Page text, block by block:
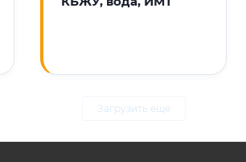
Загрузить еще